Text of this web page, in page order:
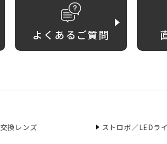
よくあるご質問
交換レンズ ストロボ／LEDラ